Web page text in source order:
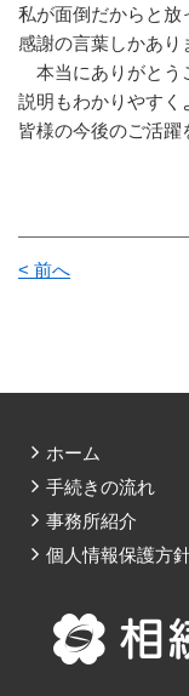
私が面倒だからと放
感謝の言葉しかあり
本当にありがとう
説明もわかりやすく
皆様の今後のご活躍
< 前へ
ホーム
手続きの流れ
事務所紹介
個人情報保護方